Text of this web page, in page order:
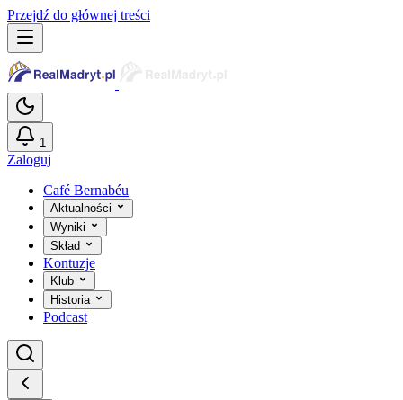
Przejdź do głównej treści
1
Zaloguj
Café Bernabéu
Aktualności
Wyniki
Skład
Kontuzje
Klub
Historia
Podcast